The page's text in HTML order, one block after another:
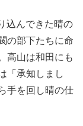
込んできた晴の
の部下たちに命
高山は和田にも
「承知しまし
手を回し晴の仕